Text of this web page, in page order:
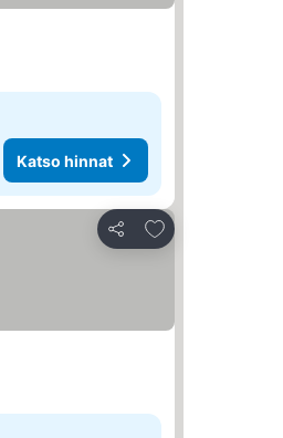
Katso hinnat
Jaa
Lisää suosikkeihin